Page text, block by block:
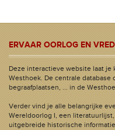
ERVAAR OORLOG EN
Deze interactieve website laat
Westhoek. De centrale database
begraafplaatsen, ... in de
Verder vind je alle belangrijke
Wereldoorlog I, een
uitgebreide historische